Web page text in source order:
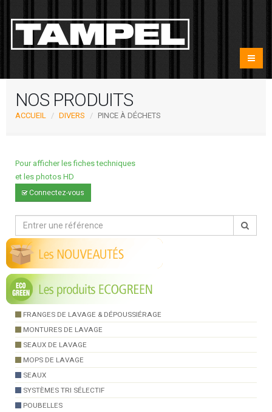
NOS PRODUITS
ACCUEIL DIVERS PINCE À DÉCHETS
Pour afficher les fiches techniques
et les photos HD
Connectez-vous
FRANGES DE LAVAGE & DÉPOUSSIÉRAGE
MONTURES DE LAVAGE
SEAUX DE LAVAGE
MOPS DE LAVAGE
SEAUX
SYSTÈMES TRI SÉLECTIF
POUBELLES